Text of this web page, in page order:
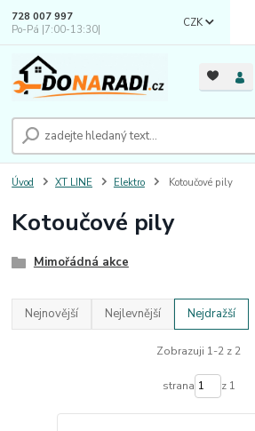
CZK
728 007 997
Po-Pá |7:00-13:30|
Úvod XT LINE Elektro Kotoučové pily
Kotoučové pily
Mimořádná akce
Nejnovější Nejlevnější Nejdražší
Zobrazuji 1-2 z 2
strana z 1